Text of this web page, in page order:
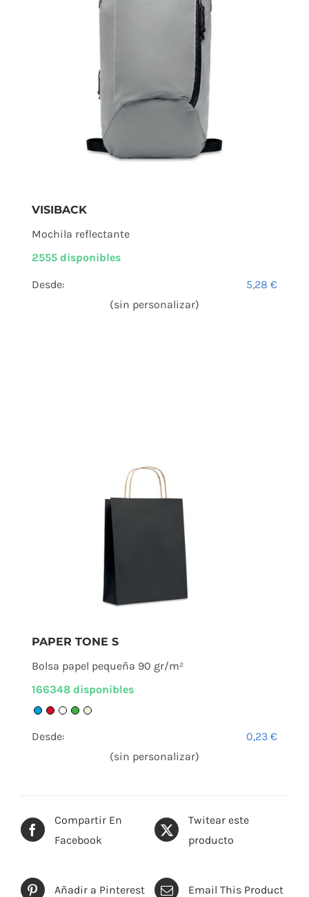
Compartir En
Facebook
Twitear este
producto
Añadir a Pinterest Email This Product
VISIBACK
Mochila reflectante
2555 disponibles
Desde: 5,28€
(sin personalizar)
PAPER TONE S
Bolsa papel pequeña 90 gr/m²
166348 disponibles
Desde: 0,23€
(sin personalizar)